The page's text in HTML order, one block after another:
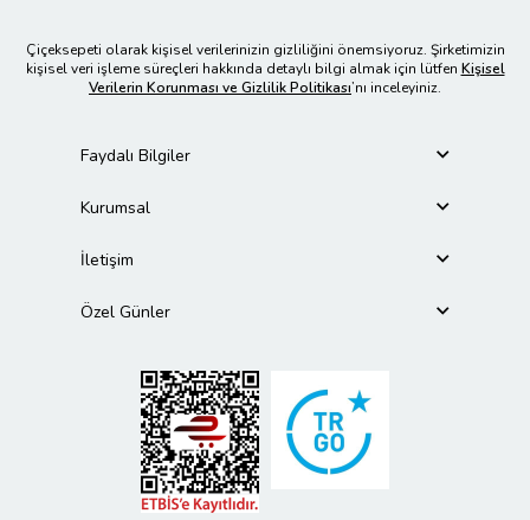
Çiçeksepeti olarak kişisel verilerinizin gizliliğini önemsiyoruz. Şirketimizin
kişisel veri işleme süreçleri hakkında detaylı bilgi almak için lütfen Kişisel
Verilerin Korunması ve Gizlilik Politikası’nı inceleyiniz.
Faydalı Bilgiler
Kurumsal
İletişim
Özel Günler